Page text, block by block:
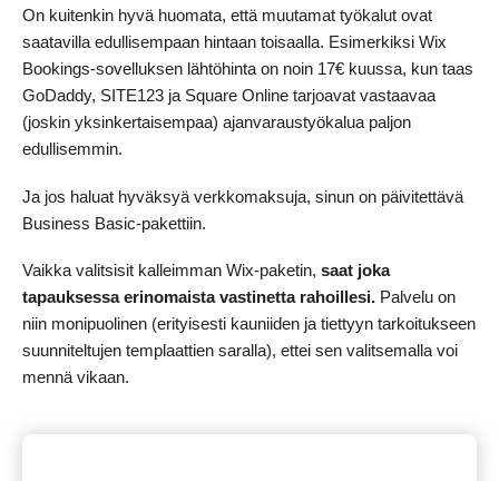
On kuitenkin hyvä huomata, että muutamat työkalut ovat
saatavilla edullisempaan hintaan toisaalla. Esimerkiksi Wix
Bookings-sovelluksen lähtöhinta on noin 17€ kuussa, kun taas
GoDaddy, SITE123 ja Square Online tarjoavat vastaavaa
(joskin yksinkertaisempaa) ajanvaraustyökalua paljon
edullisemmin.
Ja jos haluat hyväksyä verkkomaksuja, sinun on päivitettävä
Business Basic-pakettiin.
Vaikka valitsisit kalleimman Wix-paketin, saat joka
tapauksessa erinomaista vastinetta rahoillesi. Palvelu on
niin monipuolinen (erityisesti kauniiden ja tiettyyn tarkoitukseen
suunniteltujen templaattien saralla), ettei sen valitsemalla voi
mennä vikaan.